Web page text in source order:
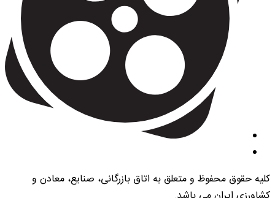
کلیه حقوق محفوظ و متعلق به اتاق بازرگانی، صنایع، معادن و